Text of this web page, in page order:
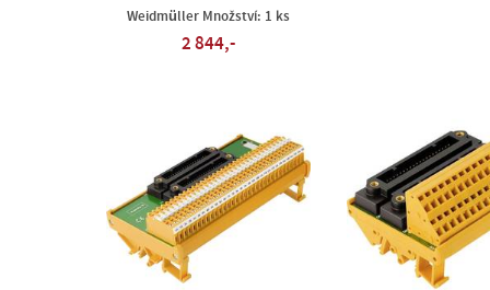
Weidmüller Množství: 1 ks
2 844,-